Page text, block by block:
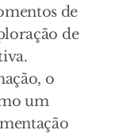
de
de
o
um